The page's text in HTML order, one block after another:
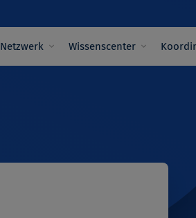
Hauptnavigation
Netzwerk Wissenscenter